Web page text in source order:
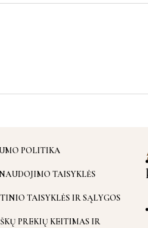
POLITIKA
TAISYKLĖS
TAISYKLĖS IR SĄLYGOS
PREKIŲ KEITIMAS IR